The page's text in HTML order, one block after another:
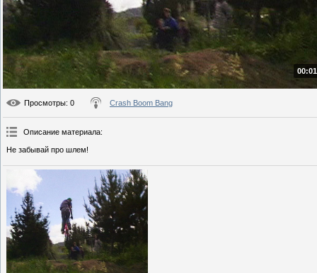
Просмотры: 0 Crash Boom Bang
Описание материала:
Не забывай про шлем!